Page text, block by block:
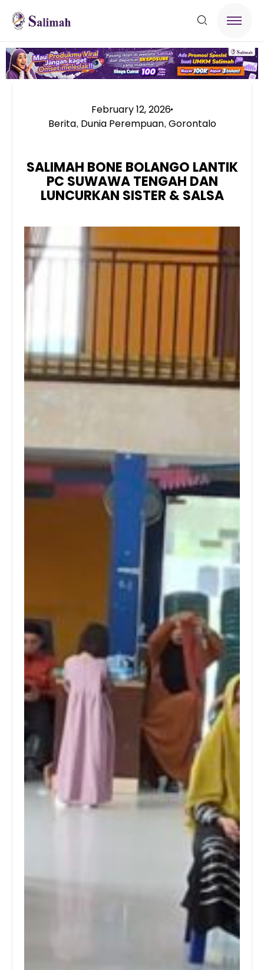
February 12, 2026
Berita, Dunia Perempuan, Gorontalo
SALIMAH BONE BOLANGO LANTIK
PC SUWAWA TENGAH DAN
LUNCURKAN SISTER & SALSA